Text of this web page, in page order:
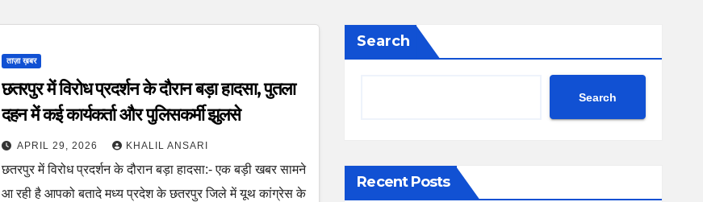
ताज़ा ख़बर
छतरपुर में विरोध प्रदर्शन के दौरान बड़ा हादसा, पुतला
दहन में कई कार्यकर्ता और पुलिसकर्मी झुलसे
APRIL 29, 2026 KHALIL ANSARI
छतरपुर में विरोध प्रदर्शन के दौरान बड़ा हादसा:- एक बड़ी खबर सामने
आ रही है आपको बतादे मध्य प्रदेश के छतरपुर जिले में यूथ कांग्रेस के
Search
Search
Recent Posts